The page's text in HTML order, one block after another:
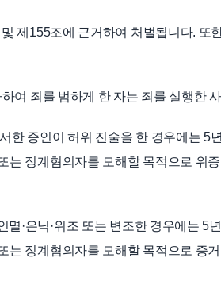
제155조에 근거하여 처벌됩니다. 또
여 죄를 범하게 한 자는 죄를 실행한
한 증인이 허위 진술을 한 경우에는 5
는 징계혐의자를 모해할 목적으로 위
·은닉·위조 또는 변조한 경우에는 5
는 징계혐의자를 모해할 목적으로 증